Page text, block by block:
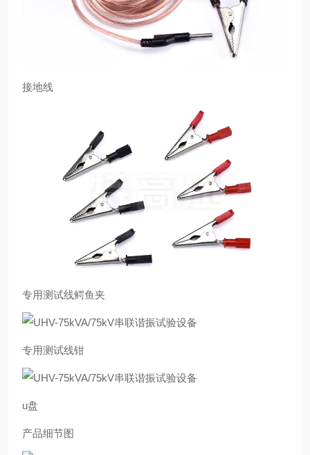
接地线
专用测试线鳄鱼夹
专用测试线钳
u盘
产品细节图